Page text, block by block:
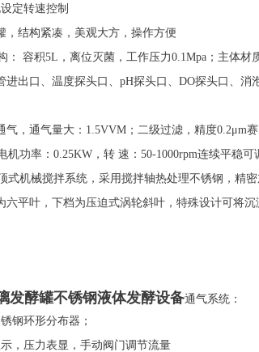
定转速控制
，结构紧凑，美观大方，操作方便
： 容积5L，离位灭菌，工作压力0.1Mpa；主体
进出口、温度探头口、pH探头口、DO探头口、消
气，通气量大：1.5VVM；二级过滤，精度0.2μm
机功率：0.25KW，转 速：50-1000rpm连续平稳可
式机械搅拌系统，采用搅拌轴热处理不锈钢，精
六平叶，下档为压迫式涡轮斜叶，特殊设计可将
发酵罐不锈钢液体发酵设备通气系统：
钢环形分布器；
，压力表显，手动阀门调节流量